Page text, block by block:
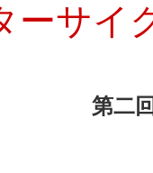
ーサイ
第二